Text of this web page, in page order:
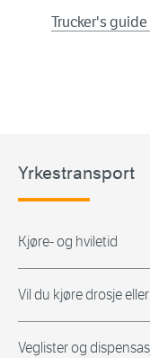
Trucker's guide
Yrkestransport
Kjøre- og hviletid
Vil du kjøre drosje
Veglister og